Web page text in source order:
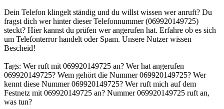
Dein Telefon klingelt ständig und du willst wissen wer anruft? Du
fragst dich wer hinter dieser Telefonnummer (069920149725)
steckt? Hier kannst du prüfen wer angerufen hat. Erfahre ob es sich
um Telefonterror handelt oder Spam. Unsere Nutzer wissen
Bescheid!
Tags: Wer ruft mit 069920149725 an? Wer hat angerufen
069920149725? Wem gehört die Nummer 069920149725? Wer
kennt diese Nummer 069920149725? Wer ruft mich auf dem
Festnetz mit 069920149725 an? Nummer 069920149725 ruft an,
was tun?